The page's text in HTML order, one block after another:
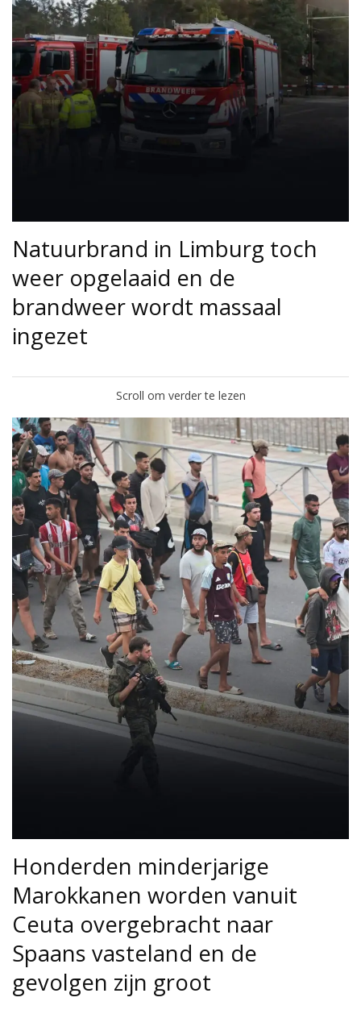
Natuurbrand in Limburg toch
weer opgelaaid en de
brandweer wordt massaal
ingezet
Scroll om verder te lezen
Honderden minderjarige
Marokkanen worden vanuit
Ceuta overgebracht naar
Spaans vasteland en de
gevolgen zijn groot